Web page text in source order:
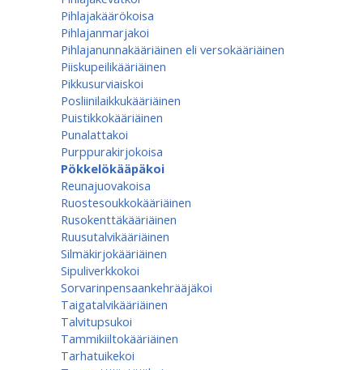
Pihlajakäärökoisa
Pihlajanmarjakoi
Pihlajanunnakääriäinen eli versokääriäinen
Piiskupeilikääriäinen
Pikkusurviaiskoi
Posliinilaikkukääriäinen
Puistikkokääriäinen
Punalattakoi
Purppurakirjokoisa
Pökkelökääpäkoi
Reunajuovakoisa
Ruostesoukkokääriäinen
Rusokenttäkääriäinen
Ruusutalvikääriäinen
Silmäkirjokääriäinen
Sipuliverkkokoi
Sorvarinpensaankehrääjäkoi
Taigatalvikääriäinen
Talvitupsukoi
Tammikiiltokääriäinen
Tarhatuikekoi